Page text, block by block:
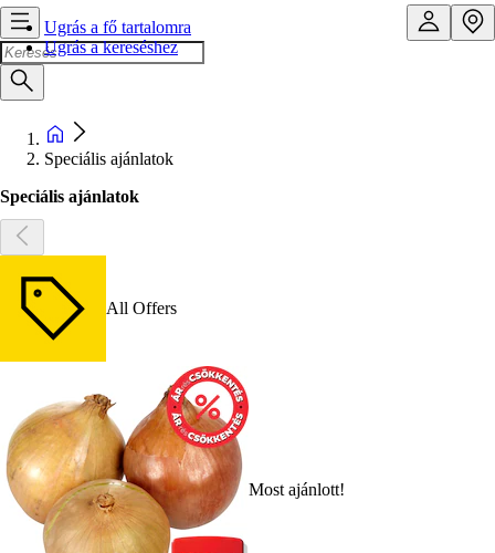
Ugrás a fő tartalomra
Ugrás a kereséshez
Speciális ajánlatok
Speciális ajánlatok
All Offers
Most ajánlott!